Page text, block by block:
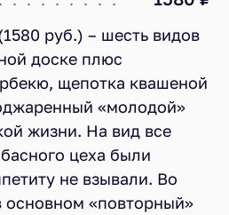
руб.) – шесть видов
доске плюс
щепотка квашеной
«молодой»
жизни. На вид все
цеха были
не взывали. Во
основном «повторный»